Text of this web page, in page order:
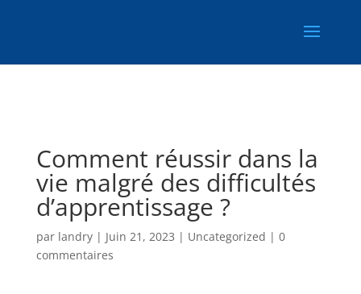
Comment réussir dans la
vie malgré des difficultés
d’apprentissage ?
par landry| Juin 21, 2023 | Uncategorized | 0
commentaires